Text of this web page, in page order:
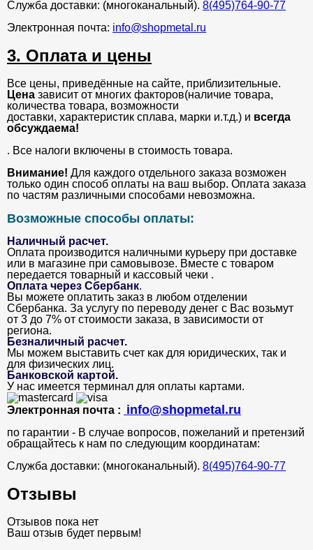
Служба доставки: (многоканальный). 8(495)764-90-77
Электронная почта: info@shopmetal.ru
3. Оплата и цены
Все цены, приведённые на сайте, приблизительные.
Цена зависит от многих факторов(наличие товара,
количества товара, возможности
доставки, характеристик сплава, марки и.т.д.) и всегда
обсуждаема!
. Все налоги включены в стоимость товара.
Внимание! Для каждого отдельного заказа возможен
только один способ оплаты на ваш выбор. Оплата заказа
по частям различными способами невозможна.
Возможные способы оплаты:
Наличный расчет.
Оплата производится наличными курьеру при доставке
или в магазине при самовывозе. Вместе с товаром
передается товарный и кассовый чеки .
Оплата через Сбербанк.
Вы можете оплатить заказ в любом отделении
Сбербанка. За услугу по переводу денег с Вас возьмут
от 3 до 7% от стоимости заказа, в зависимости от
региона.
Безналичный расчет.
Мы можем выставить счет как для юридических, так и
для физических лиц.
Банковской картой.
У нас имеется терминал для оплаты картами.
Электронная почта : info@shopmetal.ru
по гарантии - В случае вопросов, пожеланий и претензий
обращайтесь к нам по следующим координатам:
Служба доставки: (многоканальный). 8(495)764-90-77
Отзывы
Отзывов пока нет
Ваш отзыв будет первым!